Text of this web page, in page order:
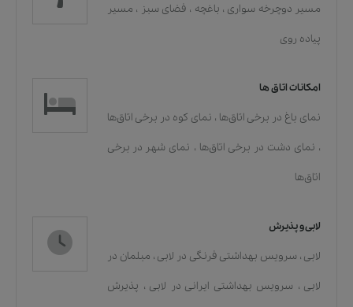
مسیر دوچرخه سواری ، باغچه ، فضای سبز ، مسیر
پیاده روی
امکانات اتاق ها
نمای باغ در برخی اتاق‌ها ، نمای کوه در برخی اتاق‌ها
، نمای دشت در برخی اتاق‌ها ، نمای شهر در برخی
اتاق‌ها
لابی و پذیرش
لابی ، سرویس بهداشتی فرنگی در لابی ، مبلمان در
لابی ، سرویس بهداشتی ایرانی در لابی ، پذیرش